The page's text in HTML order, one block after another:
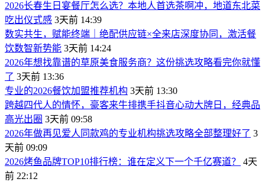
2026长春生日宴餐厅怎么选？本地人首选茶啊冲，地道东北菜
吃出仪式感 3天前 14:39
数实共生，赋能终端｜绝配供应链×全来店深度协同，激活餐
饮数智新势能 3天前 14:24
2026年想找靠谱的草原美食服务商？这份挑选攻略看完你就懂
了 3天前 13:36
专业的2026餐饮加盟推荐机构 3天前 13:30
跨越四代人的情怀，豪客来牛排携手抖音心动大牌日，经典品
高光出圈 3天前 09:58
2026年做再见爱人同款鸡的专业机构挑选攻略全部整理好了 3
天前 09:09
2026烤鱼品牌TOP10排行榜：谁在定义下一个千亿赛道？
4天
前 22:12